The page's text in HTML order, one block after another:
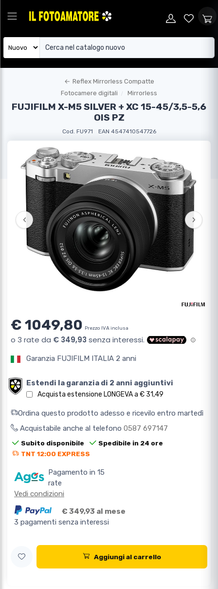
← Reflex Mirrorless Compatte
Fotocamere digitali
Mirrorless
FUJIFILM X-M5 SILVER + XC 15-45/3,5-5,6
OIS PZ
Cod. FU971 EAN 4547410547726
‹ ›
€ 1049,80 Prezzo IVA inclusa
Garanzia FUJIFILM ITALIA 2 anni
Estendi la garanzia di 2 anni aggiuntivi
Acquista estensione LONGEVA a € 31,49
Ordina questo prodotto adesso e ricevilo entro martedì
Acquistabile anche al telefono 0587 697147
Subito disponibile
Spedibile in 24 ore
TNT 12:00 EXPRESS
Pagamento in 15
rate
Vedi condizioni
€ 349,93 al mese
3 pagamenti senza interessi
Aggiungi al carrello